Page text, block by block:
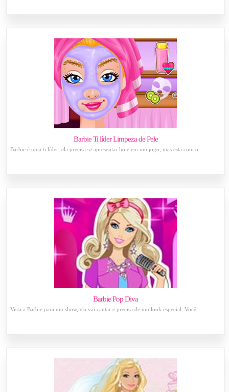
Barbie Ti líder Limpeza de Pele
Barbie é uma ti líder, ela precisa se apresentar hoje em um jogo, mas esta com o...
Barbie Pop Diva
Vista a Barbie para um show, ela vai cantar e precisa de um look especial. Você ...